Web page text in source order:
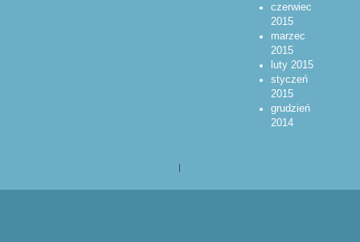
czerwiec
2015
marzec
2015
luty 2015
styczeń
2015
grudzień
2014